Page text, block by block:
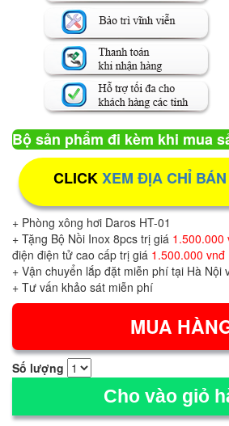
Bộ sản phẩm đi kèm khi mua
CLICKXEM ĐỊA CHỈ
+ Phòng xông hơi Daros HT-01
+ Tặng Bộ Nồi Inox 8pcs trị giá 1.500.000
điện điện tử cao cấp trị giá 1.500.000 vnđ
+ Vận chuyển lắp đặt miễn phí tại Hà Nội
+ Tư vấn khảo sát miễn phí
Số lượng
Cho vào giỏ